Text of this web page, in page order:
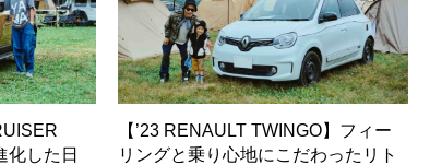
化した日
【’23 RENAULT TWINGO】フィー
リングと乗り心地にこだわったリト